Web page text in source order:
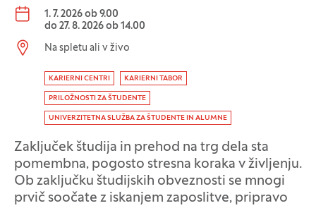
Datum dogodka:
1. 7. 2026 ob 9.00
do 27. 8. 2026 ob 14.00
Lokacija dogodka:
Na spletu ali v živo
Oznaka dogodka
KARIERNI CENTRI KARIERNI TABOR
PRILOŽNOSTI ZA ŠTUDENTE
UNIVERZITETNA SLUŽBA ZA ŠTUDENTE IN ALUMNE
Zaključek študija in prehod na trg dela sta
pomembna, pogosto stresna koraka v življenju.
Ob zaključku študijskih obveznosti se mnogi
prvič soočate z iskanjem zaposlitve, pripravo